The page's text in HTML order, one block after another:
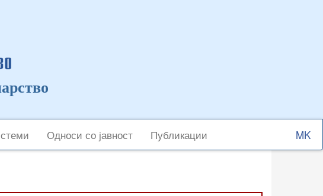
Односи со јавност Публикации
Select
your